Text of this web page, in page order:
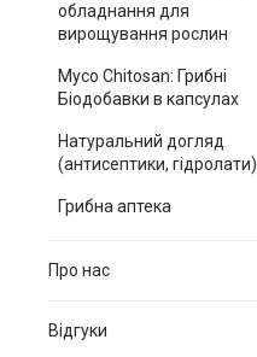
обладнання для
вирощування рослин
Myco Chitosan: Грибні
Біодобавки в капсулах
Натуральний догляд
(антисептики, гідролати)
Грибна аптека
Про нас
Відгуки